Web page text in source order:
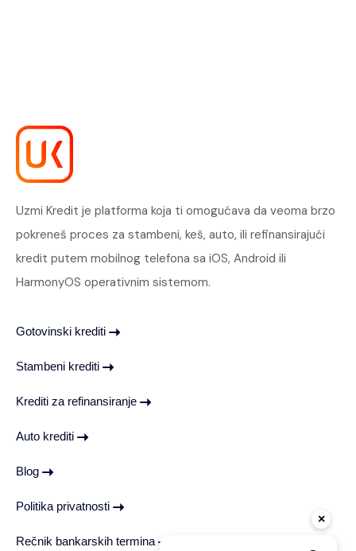
Uzmi Kredit je platforma koja ti omogućava da veoma brzo
pokreneš proces za stambeni, keš, auto, ili refinansirajući
kredit putem mobilnog telefona sa iOS, Android ili
HarmonyOS operativnim sistemom.
Gotovinski krediti
Stambeni krediti
Krediti za refinansiranje
Auto krediti
Blog
Politika privatnosti
Rečnik bankarskih termina
×